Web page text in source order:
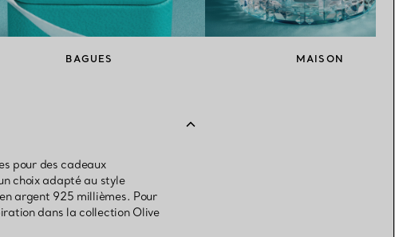
BAGUES MAISON
pour des cadeaux
choix adapté au style
argent 925 millièmes. Pour
dans la collection Olive